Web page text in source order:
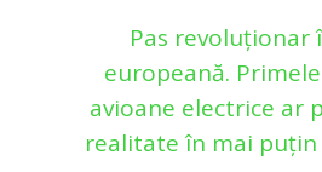
Pas revoluționar
europeană.
avioane electrice ar
realitate în mai